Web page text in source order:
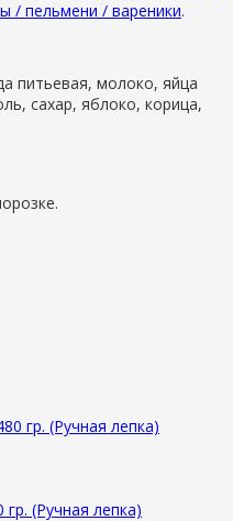
/ пельмени / вареники.
питьевая, молоко, яйца
сахар, яблоко, корица,
(Ручная лепка)